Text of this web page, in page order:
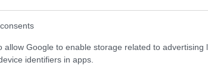
allow Google to enable storage related to advertising
identifiers in apps.